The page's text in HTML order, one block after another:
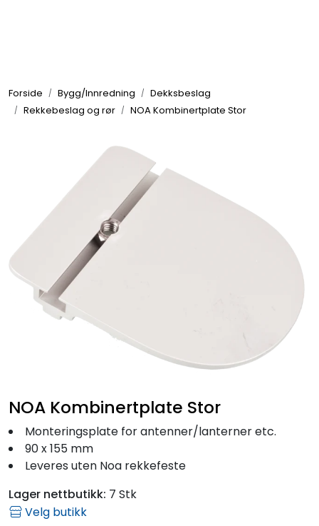
Forside Bygg/Innredning
Dekksbeslag
Rekkebeslag og rør
NOA Kombinertplate Stor
NOA Kombinertplate Stor
Monteringsplate for antenner/lanterner etc.
90 x 155 mm
Leveres uten Noa rekkefeste
Lager nettbutikk: 7 Stk
Velg butikk
Elektrisk
Bygg/Innredning
Komfort
Motor/Styring
Fortøyning
Båtpleie/Opplag
Seil
Outlet